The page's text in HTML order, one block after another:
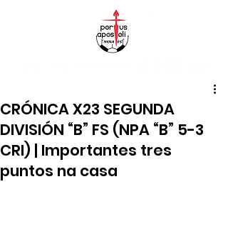
CRÓNICA X23 SEGUNDA
DIVISIÓN “B” FS (NPA “B” 5-3
CRI) | Importantes tres
puntos na casa